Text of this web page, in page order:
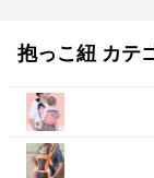
抱っこ紐 カテ